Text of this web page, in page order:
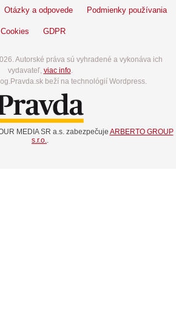
Otázky a odpovede Podmienky používania
Cookies GDPR
Autorské práva sú vyhradené a vykonáva ich
vydavateľ, viac info.
beží na technológií Wordpress.
MEDIA SR a.s. zabezpečuje ARBERTO GROUP
s.r.o.